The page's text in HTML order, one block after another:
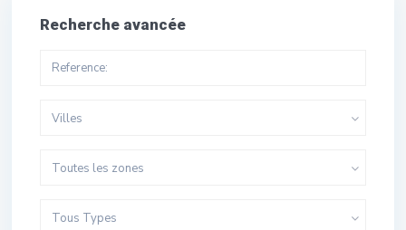
Recherche avancée
Villes
Toutes les zones
Tous Types